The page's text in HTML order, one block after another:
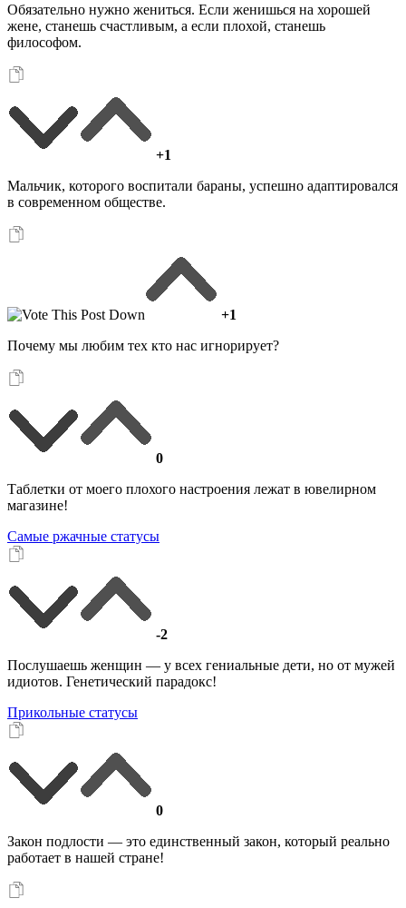
Обязательно нужно жениться. Если женишься на хорошей
жене, станешь счастливым, а если плохой, станешь
философом.
+1
Мальчик, которого воспитали бараны, успешно адаптировался
в современном обществе.
+1
Почему мы любим тех кто нас игнорирует?
0
Таблетки от моего плохого настроения лежат в ювелирном
магазине!
Самые ржачные статусы
-2
Послушаешь женщин — у всех гениальные дети, но от мужей
идиотов. Генетический парадокс!
Прикольные статусы
0
Закон подлости — это единственный закон, который реально
работает в нашей стране!